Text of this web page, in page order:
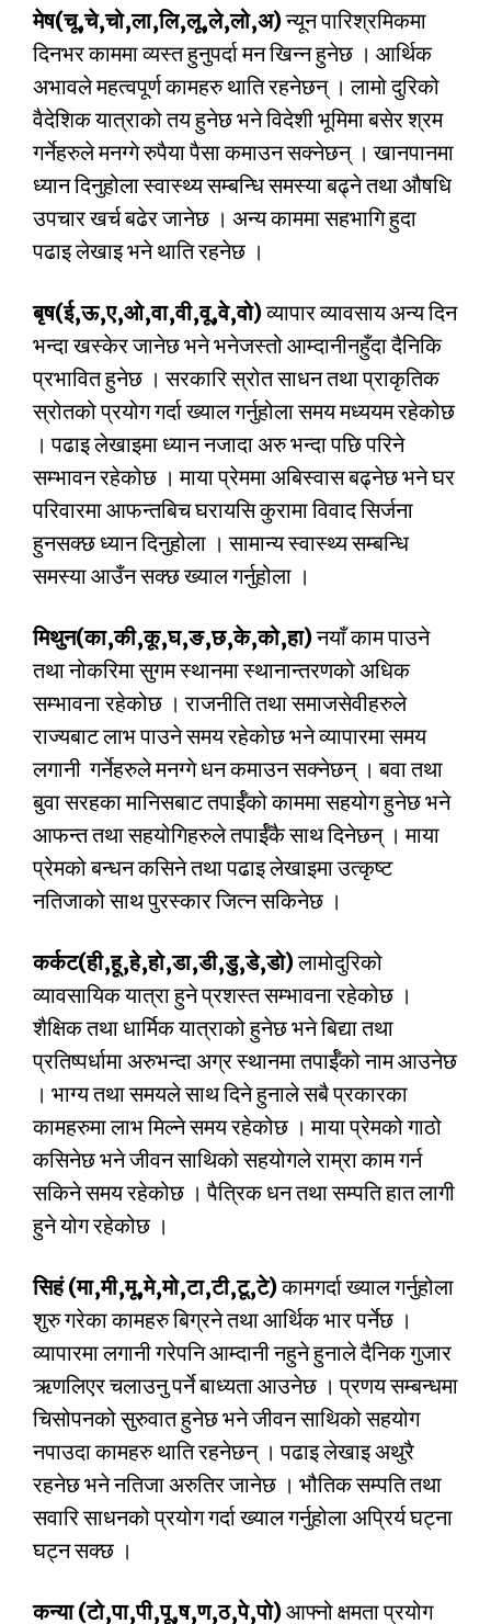
मेष(चू,चे,चो,ला,लि,लू,ले,लो,अ)न्यून पारिश्रमिकमा
दिनभर काममा व्यस्त हुनुपर्दा मन खिन्न हुनेछ । आर्थिक
अभावले महत्वपूर्ण कामहरु थाति रहनेछन् । लामो दुरिको
वैदेशिक यात्राको तय हुनेछ भने विदेशी भूमिमा बसेर श्रम
गर्नेहरुले मनग्गे रुपैया पैसा कमाउन सक्नेछन् । खानपानमा
ध्यान दिनुहोला स्वास्थ्य सम्बन्धि समस्या बढ्ने तथा औषधि
उपचार खर्च बढेर जानेछ । अन्य काममा सहभागि हुदा
पढाइ लेखाइ भने थाति रहनेछ ।
बृष(ई,ऊ,ए,ओ,वा,वी,वू,वे,वो)व्यापार व्यावसाय अन्य दिन
भन्दा खस्केर जानेछ भने भनेजस्तो आम्दानीनहुँदा दैनिकि
प्रभावित हुनेछ । सरकारि स्रोत साधन तथा प्राकृतिक
स्रोतको प्रयोग गर्दा ख्याल गर्नुहोला समय मध्ययम रहेकोछ
। पढाइ लेखाइमा ध्यान नजादा अरु भन्दा पछि परिने
सम्भावन रहेकोछ । माया प्रेममा अबिस्वास बढ्नेछ भने घर
परिवारमा आफन्तबिच घरायसि कुरामा विवाद सिर्जना
हुनसक्छ ध्यान दिनुहोला । सामान्य स्वास्थ्य सम्बन्धि
समस्या आउँन सक्छ ख्याल गर्नुहोला ।
मिथुन(का,की,कू,घ,ङ,छ,के,को,हा)नयाँ काम पाउने
तथा नोकरिमा सुगम स्थानमा स्थानान्तरणको अधिक
सम्भावना रहेकोछ । राजनीति तथा समाजसेवीहरुले
राज्यबाट लाभ पाउने समय रहेकोछ भने व्यापारमा समय
लगानी गर्नेहरुले मनग्गे धन कमाउन सक्नेछन् । बवा तथा
बुवा सरहका मानिसबाट तपार्ईँको काममा सहयोग हुनेछ भने
आफन्त तथा सहयोगिहरुले तपार्ईँकै साथ दिनेछन् । माया
प्रेमको बन्धन कसिने तथा पढाइ लेखाइमा उत्कृष्ट
नतिजाको साथ पुरस्कार जित्न सकिनेछ ।
कर्कट(ही,हू,हे,हो,डा,डी,डु,डे,डो)लामोदुरिको
व्यावसायिक यात्रा हुने प्रशस्त सम्भावना रहेकोछ ।
शैक्षिक तथा धार्मिक यात्राको हुनेछ भने बिद्या तथा
प्रतिष्पर्धामा अरुभन्दा अग्र स्थानमा तपार्ईँको नाम आउनेछ
। भाग्य तथा समयले साथ दिने हुनाले सबै प्रकारका
कामहरुमा लाभ मिल्ने समय रहेकोछ । माया प्रेमको गाठो
कसिनेछ भने जीवन साथिको सहयोगले राम्रा काम गर्न
सकिने समय रहेकोछ । पैत्रिक धन तथा सम्पति हात लागी
हुने योग रहेकोछ ।
सिहं (मा,मी,मू,मे,मो,टा,टी,टू,टे)कामगर्दा ख्याल गर्नुहोला
शुरु गरेका कामहरु बिग्रने तथा आर्थिक भार पर्नेछ ।
व्यापारमा लगानी गरेपनि आम्दानी नहुने हुनाले दैनिक गुजार
ऋणलिएर चलाउनु पर्ने बाध्यता आउनेछ । प्रणय सम्बन्धमा
चिसोपनको सुरुवात हुनेछ भने जीवन साथिको सहयोग
नपाउदा कामहरु थाति रहनेछन् । पढाइ लेखाइ अथुरै
रहनेछ भने नतिजा अरुतिर जानेछ । भौतिक सम्पति तथा
सवारि साधनको प्रयोग गर्दा ख्याल गर्नुहोला अप्रिर्य घट्ना
घट्न सक्छ ।
कन्या (टो,पा,पी,पू,ष,ण,ठ,पे,पो)आफ्नो क्षमता प्रयोग